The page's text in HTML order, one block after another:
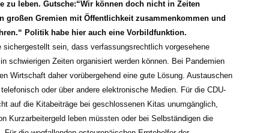
zu leben. Gutsche:“Wir können doch nicht in Zeiten
großen Gremien mit Öffentlichkeit zusammenkommen und
Politik habe hier auch eine Vorbildfunktion.
sein, dass verfassungsrechtlich vorgesehene
schwierigen Zeiten organisiert werden können. Bei Pandemien
Wirtschaft daher vorübergehend eine gute Lösung. Austauschen
oder über andere elektronische Medien. Für die CDU-
auf die Kitabeiträge bei geschlossenen Kitas unumgänglich,
Kurzarbeitergeld leben müssten oder bei Selbständigen die